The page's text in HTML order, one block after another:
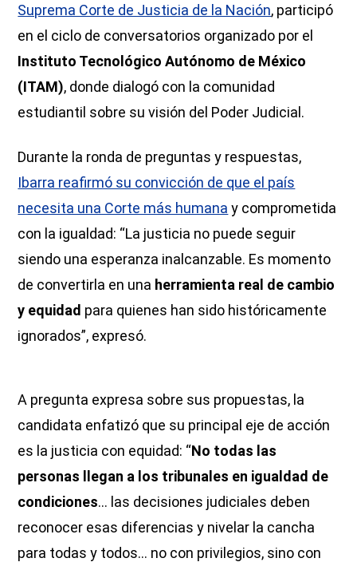
Suprema Corte de Justicia de la Nación, participó
en el ciclo de conversatorios organizado por el
Instituto Tecnológico Autónomo de México
(ITAM), donde dialogó con la comunidad
estudiantil sobre su visión del Poder Judicial.
Durante la ronda de preguntas y respuestas,
Ibarra reafirmó su convicción de que el país
necesita una Corte más humana y comprometida
con la igualdad: “La justicia no puede seguir
siendo una esperanza inalcanzable. Es momento
de convertirla en una herramienta real de cambio
y equidad para quienes han sido históricamente
ignorados”, expresó.
A pregunta expresa sobre sus propuestas, la
candidata enfatizó que su principal eje de acción
es la justicia con equidad: “No todas las
personas llegan a los tribunales en igualdad de
condiciones… las decisiones judiciales deben
reconocer esas diferencias y nivelar la cancha
para todas y todos… no con privilegios, sino con